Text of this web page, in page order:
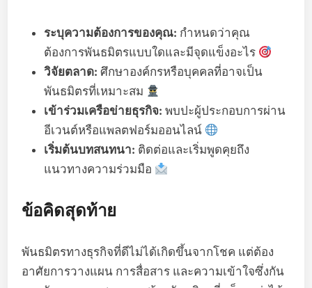
ระบุความต้องการของคุณ: กำหนดว่าคุณ
ต้องการพันธมิตรแบบใดและมีจุดแข็งอะไร
วิจัยตลาด: ศึกษาองค์กรหรือบุคคลที่อาจเป็น
พันธมิตรที่เหมาะสม
เข้าร่วมเครือข่ายธุรกิจ: พบปะผู้ประกอบการผ่าน
อีเวนต์หรือแพลตฟอร์มออนไลน์
เริ่มต้นบทสนทนา: ติดต่อและเริ่มพูดคุยถึง
แนวทางความร่วมมือ
ข้อคิดสุดท้าย
พันธมิตรทางธุรกิจที่ดีไม่ได้เกิดขึ้นจากโชค แต่ต้อง
อาศัยการวางแผน การสื่อสาร และความเข้าใจซึ่งกัน